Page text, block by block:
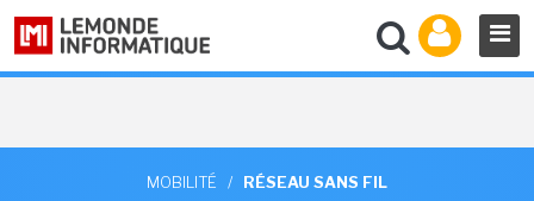
MOBILITÉ / RÉSEAU SANS FIL